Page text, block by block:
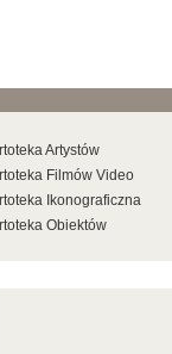
Artystów
Filmów Video
Ikonograficzna
Obiektów